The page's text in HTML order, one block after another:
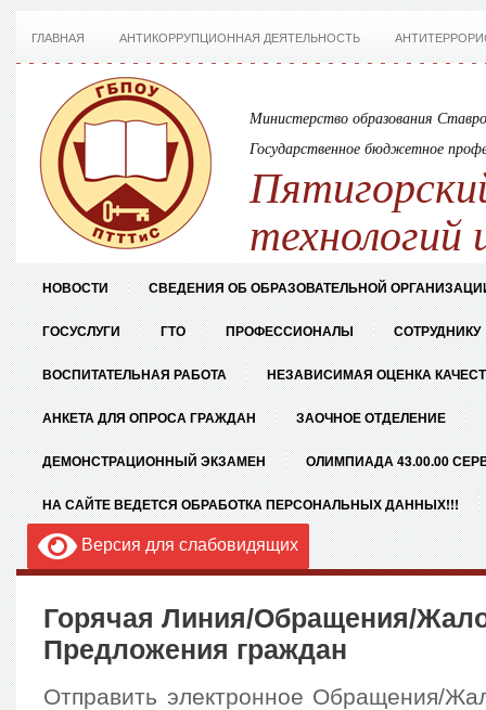
ГЛАВНАЯ АНТИКОРРУПЦИОННАЯ ДЕЯТЕЛЬНОСТЬ
Министерство образования
Государственное бюджетное
технологий
НОВОСТИ СВЕДЕНИЯ ОБ ОБРАЗОВАТЕЛЬНОЙ
ГОСУСЛУГИ ГТО ПРОФЕССИОНАЛЫ СОТРУДНИКУ
ВОСПИТАТЕЛЬНАЯ РАБОТА НЕЗАВИСИМАЯ ОЦЕНКА
АНКЕТА ДЛЯ ОПРОСА ГРАЖДАН ЗАОЧНОЕ ОТДЕЛЕНИЕ
ДЕМОНСТРАЦИОННЫЙ ЭКЗАМЕН ОЛИМПИАДА 43.00.00
НА САЙТЕ ВЕДЕТСЯ ОБРАБОТКА ПЕРСОНАЛЬНЫХ ДАННЫХ!!!
Версия для слабовидящих
Горячая Линия/Обращения/
Предложения граждан
Отправить электронное Обращения/